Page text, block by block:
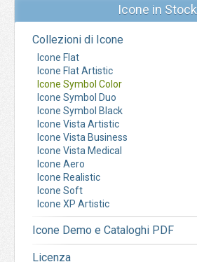
Icone in Stock
Collezioni di Icone
Icone Flat
Icone Flat Artistic
Icone Symbol Color
Icone Symbol Duo
Icone Symbol Black
Icone Vista Artistic
Icone Vista Business
Icone Vista Medical
Icone Aero
Icone Realistic
Icone Soft
Icone XP Artistic
Icone Demo e Cataloghi PDF
Licenza